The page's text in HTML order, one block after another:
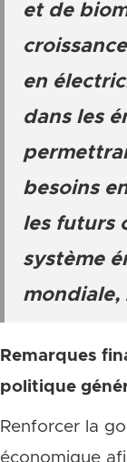
et de
en
dans les
besoins
les futurs
système
mondiale,
Remarques
politique
Renforcer la
économique